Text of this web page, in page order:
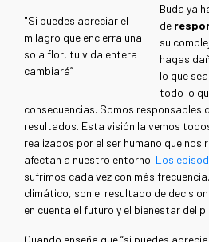
"Si puedes apreciar el
milagro que encierra una
sola flor, tu vida entera
cambiará”
Buda ya
de
su
hagas
lo que
todo lo
consecuencias. Somos responsables
resultados. Esta visión la vemos
realizados por el ser humano que
afectan a nuestro entorno. Los
sufrimos cada vez con más
climático, son el resultado de
en cuenta el futuro y el bienestar del
Cuando enseña que “si puedes